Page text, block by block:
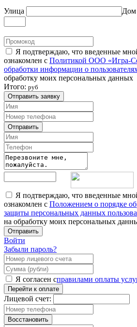
Улица Дом
Я подтверждаю, что введенные
ознакомлен с Политикой ООО «Игра-
обработки информации о
обработку моих персональных данных
Итого: руб
Отправить заявку
Отправить
Я подтверждаю, что введенные
ознакомлен с Положением о порядке
защиты персональных данных
на обработку моих персональных
Отправить
Войти
Забыли пароль?
Я согласен справилами оплаты
Перейти к оплате
Лицевой счет:
Восстановить